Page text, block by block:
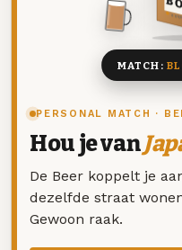
PERSONAL MATCH ·
Hou je van
De Beer koppelt je
dezelfde straat
Gewoon raak.
8
MATCH: